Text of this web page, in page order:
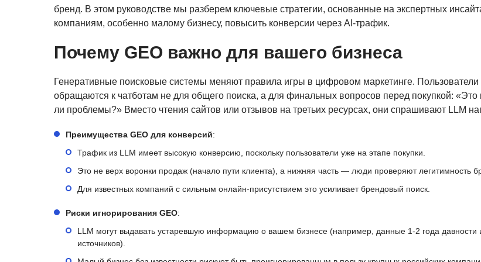
бренд. В этом руководстве мы разберем ключевые стратегии, основанные на экспертных
компаниям, особенно малому бизнесу, повысить конверсии через AI-трафик.
Почему GEO важно для вашего бизнеса
Генеративные поисковые системы меняют правила игры в цифровом маркетинге.
обращаются к чатботам не для общего поиска, а для финальных вопросов перед покупкой: «Это
ли проблемы?» Вместо чтения сайтов или отзывов на третьих ресурсах, они спрашивают LLM
Преимущества GEO для конверсий:
Трафик из LLM имеет высокую конверсию, поскольку пользователи уже на этапе покупки.
Это не верх воронки продаж (начало пути клиента), а нижняя часть — люди проверяют легитимность
Для известных компаний с сильным онлайн-присутствием это усиливает брендовый поиск.
Риски игнорирования GEO:
LLM могут выдавать устаревшую информацию о вашем бизнесе (например, данные 1-2 года давности
источников).